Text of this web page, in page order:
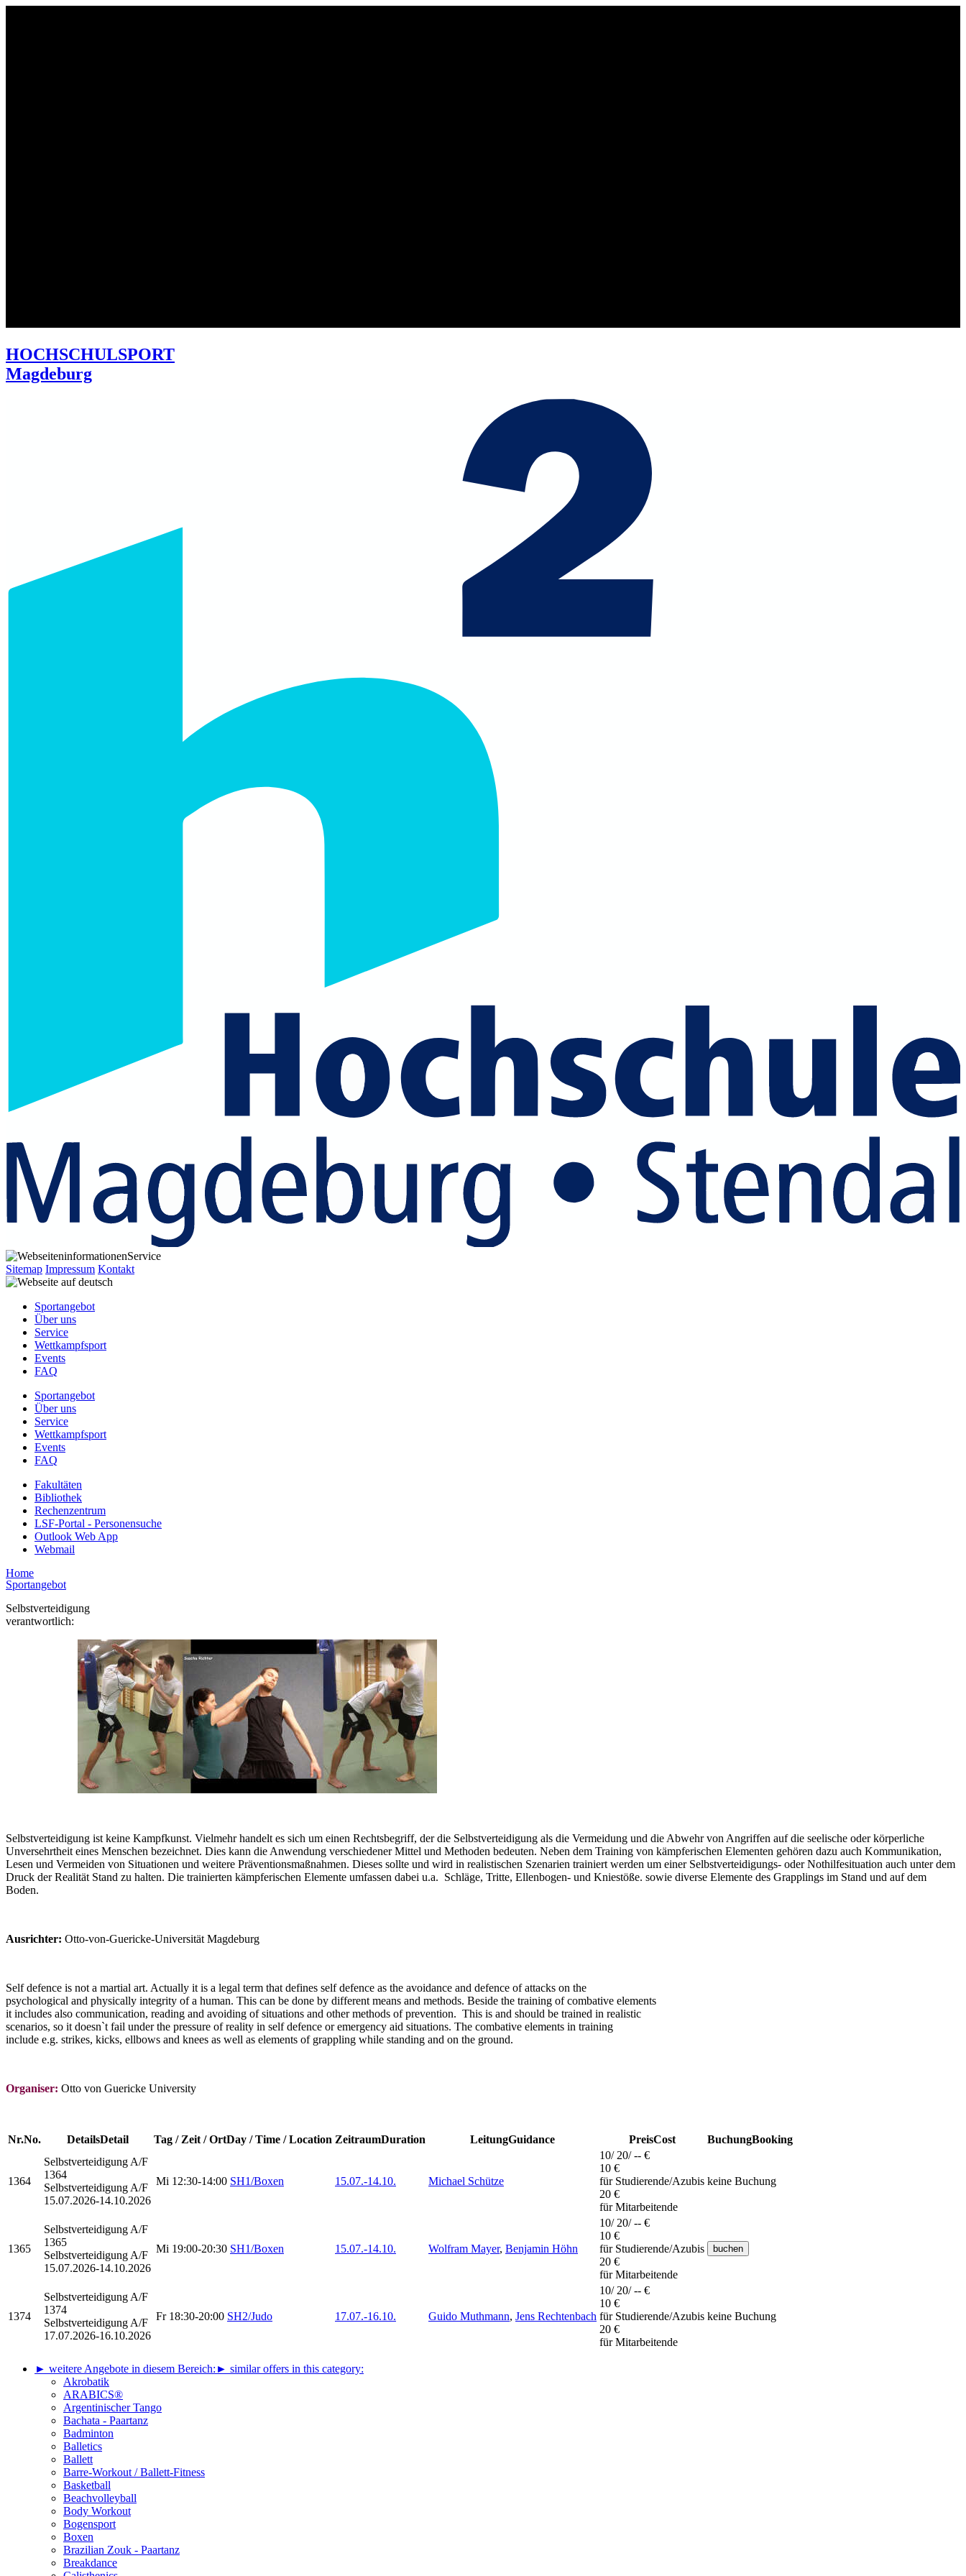
HOCHSCHULSPORT
Magdeburg
Service
Sitemap Impressum Kontakt
Sportangebot
Über uns
Service
Wettkampfsport
Events
FAQ
Sportangebot
Über uns
Service
Wettkampfsport
Events
FAQ
Fakultäten
Bibliothek
Rechenzentrum
LSF-Portal - Personensuche
Outlook Web App
Webmail
Home
Sportangebot
Selbstverteidigung
verantwortlich:
Selbstverteidigung ist keine Kampfkunst. Vielmehr handelt es sich um einen Rechtsbegriff, der die Selbstverteidigung als die Vermeidung und die Abwehr von Angriffen auf die seelische oder körperliche
Unversehrtheit eines Menschen bezeichnet. Dies kann die Anwendung verschiedener Mittel und Methoden bedeuten. Neben dem Training von kämpferischen Elementen gehören dazu auch Kommunikation,
Lesen und Vermeiden von Situationen und weitere Präventionsmaßnahmen. Dieses sollte und wird in realistischen Szenarien trainiert werden um einer Selbstverteidigungs- oder Nothilfesituation auch unter dem
Druck der Realität Stand zu halten. Die trainierten kämpferischen Elemente umfassen dabei u.a. Schläge, Tritte, Ellenbogen- und Kniestöße. sowie diverse Elemente des Grapplings im Stand und auf dem
Boden.
Ausrichter: Otto-von-Guericke-Universität Magdeburg
Self defence is not a martial art. Actually it is a legal term that defines self defence as the avoidance and defence of attacks on the
psychological and physically integrity of a human. This can be done by different means and methods. Beside the training of combative elements
it includes also communication, reading and avoiding of situations and other methods of prevention. This is and should be trained in realistic
scenarios, so it doesn`t fail under the pressure of reality in self defence or emergency aid situations. The combative elements in training
include e.g. strikes, kicks, ellbows and knees as well as elements of grappling while standing and on the ground.
Organiser: Otto von Guericke University
Nr.No. DetailsDetail Tag / Zeit / OrtDay / Time / Location ZeitraumDuration LeitungGuidance PreisCost BuchungBooking
1364
Selbstverteidigung A/F
1364
Selbstverteidigung A/F
15.07.2026-14.10.2026
Mi 12:30-14:00 SH1/Boxen 15.07.-14.10. Michael Schütze
10/ 20/ -- €
10 €
für Studierende/Azubis
20 €
für Mitarbeitende
keine Buchung
1365
Selbstverteidigung A/F
1365
Selbstverteidigung A/F
15.07.2026-14.10.2026
Mi 19:00-20:30 SH1/Boxen 15.07.-14.10. Wolfram Mayer, Benjamin Höhn
10/ 20/ -- €
10 €
für Studierende/Azubis
20 €
für Mitarbeitende
1374
Selbstverteidigung A/F
1374
Selbstverteidigung A/F
17.07.2026-16.10.2026
Fr 18:30-20:00 SH2/Judo 17.07.-16.10. Guido Muthmann, Jens Rechtenbach
10/ 20/ -- €
10 €
für Studierende/Azubis
20 €
für Mitarbeitende
keine Buchung
► weitere Angebote in diesem Bereich: ► similar offers in this category:
Akrobatik
ARABICS®
Argentinischer Tango
Bachata - Paartanz
Badminton
Balletics
Ballett
Barre-Workout / Ballett-Fitness
Basketball
Beachvolleyball
Body Workout
Bogensport
Boxen
Brazilian Zouk - Paartanz
Breakdance